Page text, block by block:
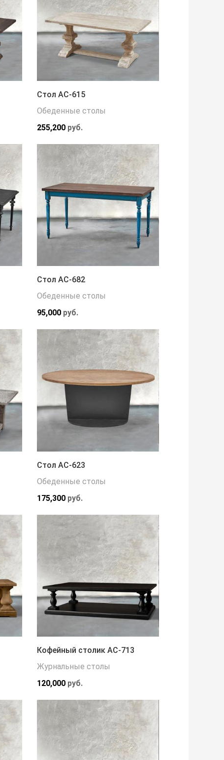
Стол АС-615
Обеденные столы
255,200 руб.
Стол АС-682
Обеденные столы
95,000 руб.
Стол АС-623
Обеденные столы
175,300 руб.
Кофейный столик АС-713
Журнальные столы
120,000 руб.